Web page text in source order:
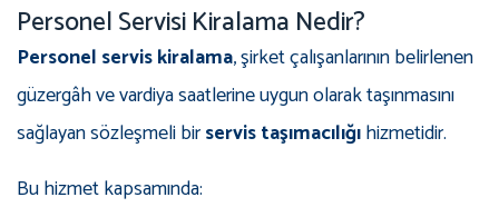
Personel Servisi Kiralama Nedir?
Personel servis kiralama, şirket çalışanlarının belirlenen
güzergâh ve vardiya saatlerine uygun olarak taşınmasını
sağlayan sözleşmeli birservis taşımacılığıhizmetidir.
Bu hizmet kapsamında: